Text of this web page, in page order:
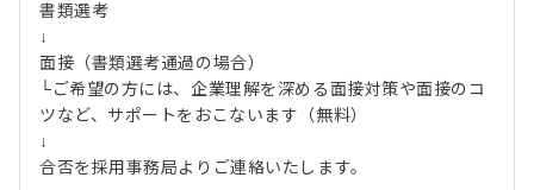
書類選考
↓
面接（書類選考通過の場合）
└ご希望の方には、企業理解を深める面接対策や面接のコ
ツなど、サポートをおこないます（無料）
↓
合否を採用事務局よりご連絡いたします。